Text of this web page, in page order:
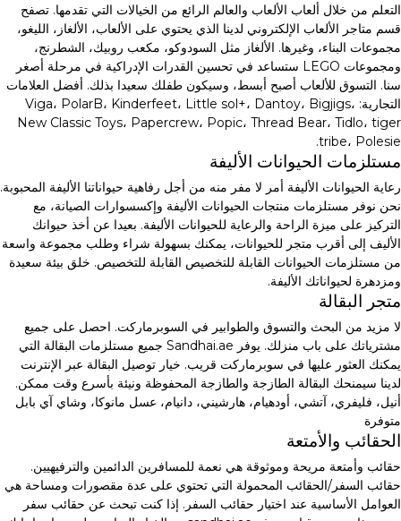
التعلم من خلال ألعاب الألعاب والعالم الرائع من الخيالات التي تقدمها. تصفح
قسم متاجر الألعاب الإلكتروني لدينا الذي يحتوي على الألعاب، الألغاز، الليغو،
مجموعات البناء، وغيرها. الألغاز مثل السودوكو، مكعب روبيك، الشطرنج،
ومجموعات LEGO ستساعد في تحسين القدرات الإدراكية في مرحلة أصغر
سنا. التسوق للألعاب أصبح أبسط، وسيكون طفلك سعيدا بذلك. أفضل العلامات
التجارية: Viga، PolarB، Kinderfeet، Little sol+، Dantoy، Bigjigs،
New Classic Toys، Papercrew، Popic، Thread Bear، Tidlo، tiger
tribe، Polesie.
مستلزمات الحيوانات الأليفة
رعاية الحيوانات الأليفة أمر لا مفر منه من أجل رفاهية حيواناتنا الأليفة المحبوبة.
نحن نوفر مستلزمات منتجات الحيوانات الأليفة وإكسسوارات الصيانة، مع
التركيز على ميزة الراحة والرعاية للحيوانات الأليفة. بعيدا عن أخذ حيوانك
الأليف إلى أقرب متجر للحيوانات، يمكنك بسهولة شراء وطلب مجموعة واسعة
من مستلزمات الحيوانات القابلة للتخصيص القابلة للتخصيص. خلق بيئة سعيدة
ومزدهرة لحيواناتك الأليفة.
متجر البقالة
لا مزيد من البحث والتسوق والطوابير في السوبرماركت. احصل على جميع
مشترياتك على باب منزلك. يوفر Sandhai.ae جميع مستلزمات البقالة التي
يمكنك العثور عليها في سوبرماركت قريب. خيار توصيل البقالة عبر الإنترنت
لدينا سيمنحك البقالة الطازجة والطازجة المحفوظة ونيئة بأسرع وقت ممكن.
أنيل، فليفري، آتشي، أودهيام، هارشيني، دانيام، عسل مانوكا، وشاي آي بابل
متوفرة
الحقائب والأمتعة
حقائب وأمتعة مريحة وموثوقة هي نعمة للمسافرين الدائمين والترفيهيين.
حقائب السفر/الحقائب المحمولة التي تحتوي على عدة مقصورات ومساحة هي
العوامل الأساسية عند اختيار حقائب السفر. إذا كنت تبحث عن حقائب سفر